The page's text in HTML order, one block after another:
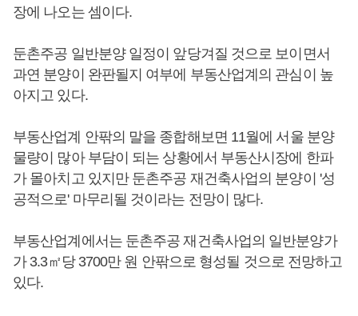
장에 나오는 셈이다.
둔촌주공 일반분양 일정이 앞당겨질 것으로 보이면서
과연 분양이 완판될지 여부에 부동산업계의 관심이 높
아지고 있다.
부동산업계 안팎의 말을 종합해보면 11월에 서울 분양
물량이 많아 부담이 되는 상황에서 부동산시장에 한파
가 몰아치고 있지만 둔촌주공 재건축사업의 분양이 '성
공적으로' 마무리될 것이라는 전망이 많다.
부동산업계에서는 둔촌주공 재건축사업의 일반분양가
가 3.3㎡당 3700만 원 안팎으로 형성될 것으로 전망하고
있다.